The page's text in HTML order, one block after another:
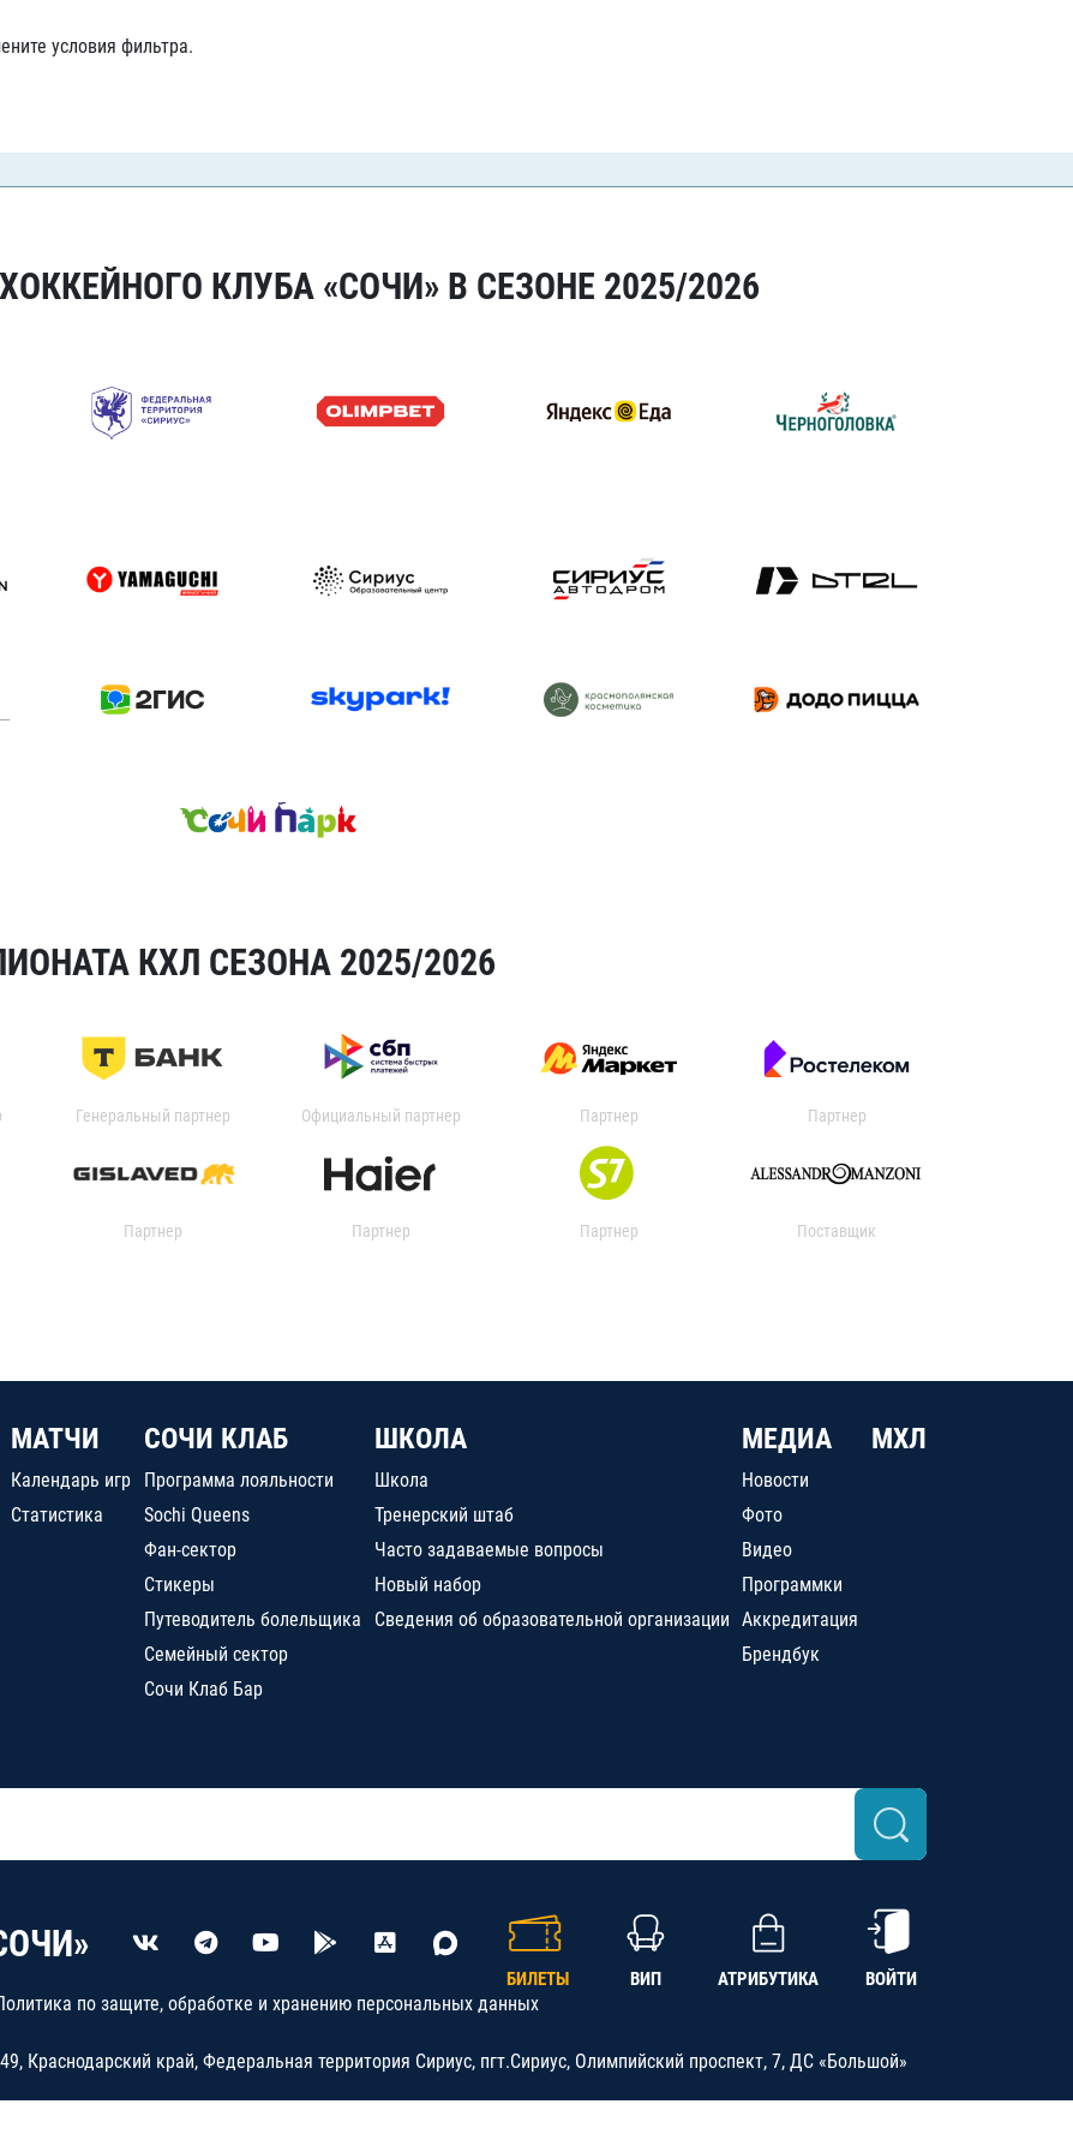
Барыс
условия фильтра.
КЛУБА «СОЧИ» В СЕЗОНЕ 2025/2026
КХЛ СЕЗОНА 2025/2026
Генеральный партнер Официальный партнер Партнер Партнер
Партнер Партнер Партнер Поставщик
МАТЧИ
Календарь игр
Статистика
СОЧИ КЛАБ
Программа лояльности
Sochi Queens
Фан-сектор
Стикеры
Путеводитель болельщика
Семейный сектор
Сочи Клаб Бар
ШКОЛА
Школа
Тренерский штаб
Часто задаваемые вопросы
Новый набор
Сведения об образовательной организации
МЕДИА
Новости
Фото
Видео
Программки
Аккредитация
Брендбук
МХЛ
БИЛЕТЫ ВИП АТРИБУТИКА ВОЙТИ
по защите, обработке и хранению персональных данных
Краснодарский край, Федеральная территория Сириус, пгт.Сириус, Олимпийский проспект, 7, ДС «Большой»